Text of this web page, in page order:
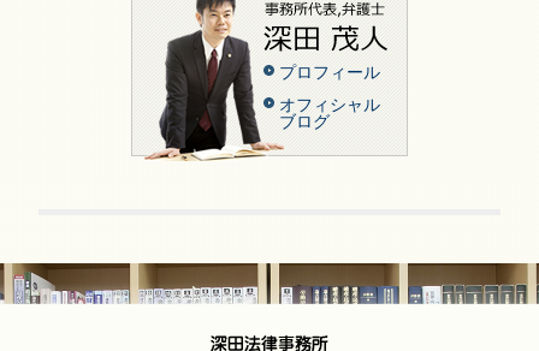
プロフィール
オフィシャル
ブログ